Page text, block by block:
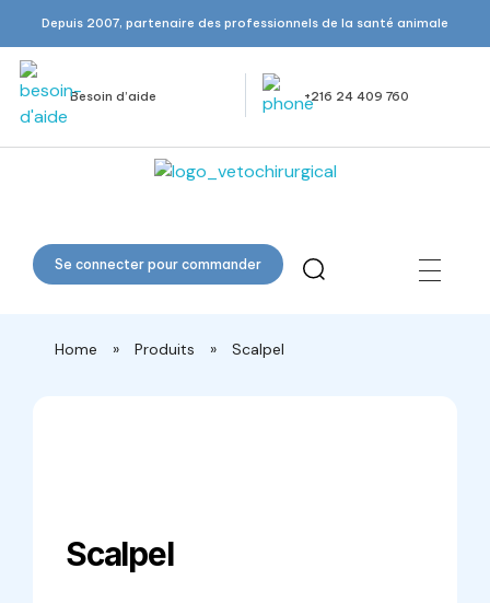
Depuis 2007, partenaire des professionnels de la santé animale
Besoin d’aide +216 24 409 760
Veto Chirurgical
Se connecter pour commander
Home » Produits » Scalpel
Scalpel